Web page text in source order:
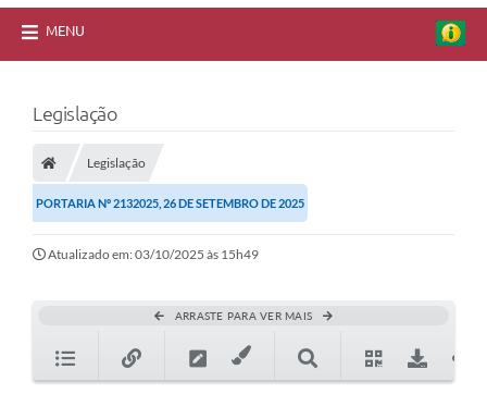
MENU
Legislação
Legislação
PORTARIA Nº 2132025, 26 DE SETEMBRO DE 2025
Atualizado em: 03/10/2025 às 15h49
ARRASTE PARA VER MAIS